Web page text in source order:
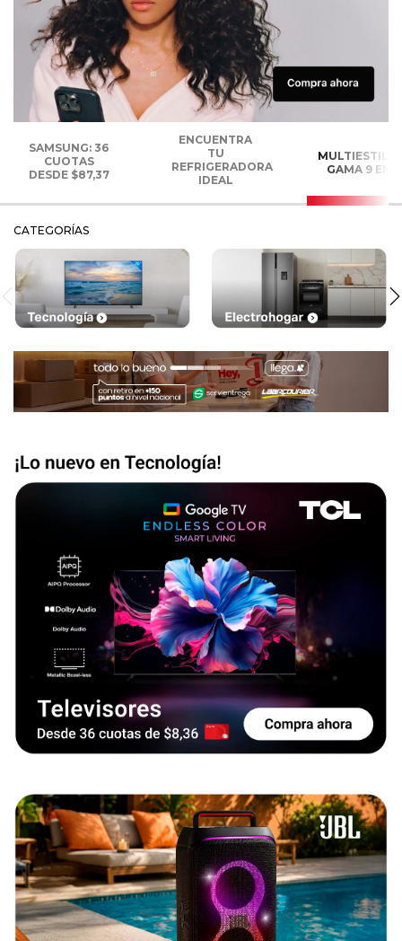
SAMSUNG: 36
CUOTAS
DESDE $87,37
ENCUENTRA
TU
REFRIGERADORA
IDEAL
GAMA 9 EN 1
CATEGORÍAS